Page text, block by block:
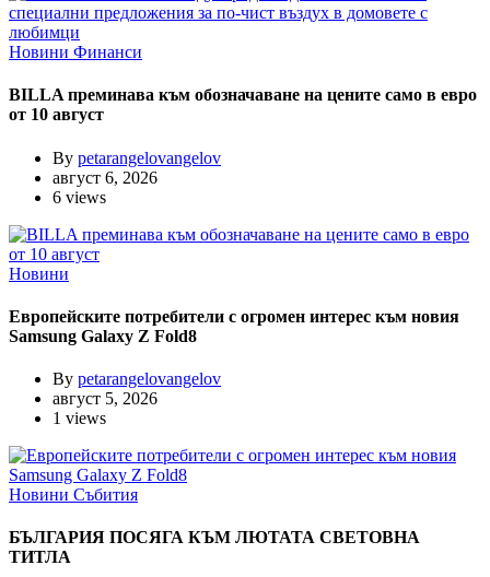
Новини Финанси
BILLA преминава към обозначаване на цените само в евро
от 10 август
By petarangelovangelov
август 6, 2026
6 views
Новини
Европейските потребители с огромен интерес към новия
Samsung Galaxy Z Fold8
By petarangelovangelov
август 5, 2026
1 views
Новини Събития
БЪЛГАРИЯ ПОСЯГА КЪМ ЛЮТАТА СВЕТОВНА
ТИТЛА